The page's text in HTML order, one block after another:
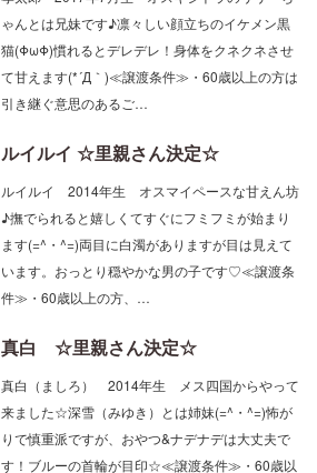
ゃんとは兄妹です♪凛々しい顔立ちのイケメン黒
猫(ΦωΦ)慣れるとデレデレ！身体をクネクネさせ
て甘えます(*´Д｀)≪譲渡条件≫・60歳以上の方は
引き継ぐ意思のあるご…
ルイルイ ☆里親さん決定☆
ルイルイ 2014年生 オスマイペースな甘えん坊
♪撫でられると嬉しくてすぐにフミフミが始まり
ます(=^・^=)両目に白濁がありますが目は見えて
います。おっとり穏やかな男の子です♡≪譲渡条
件≫・60歳以上の方、…
真白 ☆里親さん決定☆
真白（ましろ） 2014年生 メス四国からやって
来ました☆深雪（みゆき）とは姉妹(=^・^=)怖が
りで慎重派ですが、おやつ&ナデナデは大丈夫で
す！ブルーの首輪が目印☆≪譲渡条件≫・60歳以